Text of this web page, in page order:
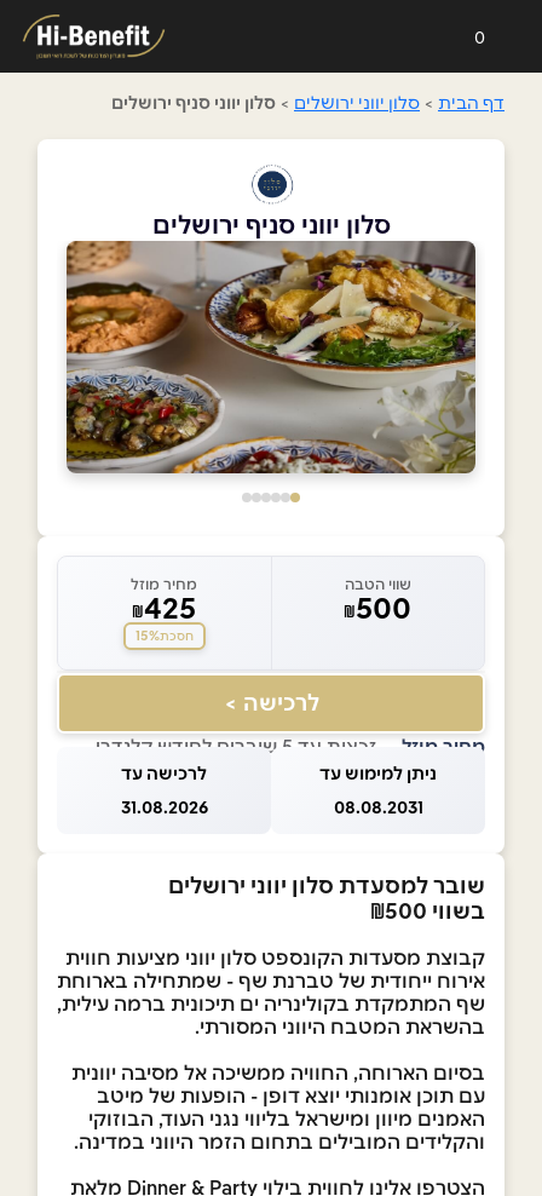
0
דף הבית > סלון יווני ירושלים > סלון יווני סניף ירושלים
סלון יווני סניף ירושלים
שווי הטבה
₪500
מחיר מוזל
₪425
חסכת15%
לרכישה >
מחיר מוזל — זכאות עד 5 שוברים לחודש קלנדרי
ניתן למימוש עד
08.08.2031
לרכישה עד
31.08.2026
שובר למסעדת סלון יווני ירושלים
בשווי ₪500
קבוצת מסעדות הקונספט סלון יווני מציעות חווית
אירוח ייחודית של טברנת שף - שמתחילה בארוחת
שף המתמקדת בקולינריה ים תיכונית ברמה עילית,
בהשראת המטבח היווני המסורתי.
בסיום הארוחה, החוויה ממשיכה אל מסיבה יוונית
עם תוכן אומנותי יוצא דופן - הופעות של מיטב
האמנים מיוון ומישראל בליווי נגני העוד, הבוזוקי
והקלידים המובילים בתחום הזמר היווני במדינה.
הצטרפו אלינו לחווית בילוי Dinner & Party מלאת